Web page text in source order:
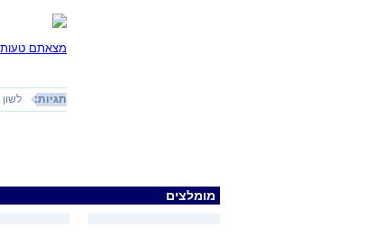
מצאתם טעות
תגיות: לשון
מומלצים